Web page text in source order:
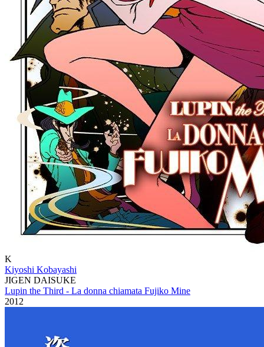
K
Kiyoshi Kobayashi
JIGEN DAISUKE
Lupin the Third - La donna chiamata Fujiko Mine
2012